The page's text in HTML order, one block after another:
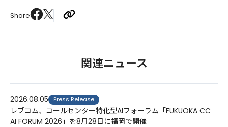
Share
関連ニュース
2026.08.05 Press Release
レブコム、コールセンター特化型AIフォーラム「FUKUOKA CC
AI FORUM 2026」を8月28日に福岡で開催